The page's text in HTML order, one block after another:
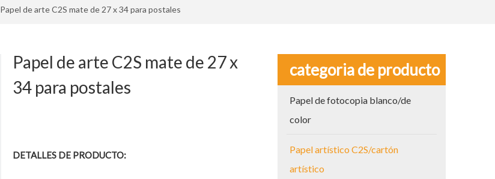
Papel de arte C2S mate de 27 x 34 para postales
Papel de arte C2S mate de 27 x
34 para postales
DETALLES DE PRODUCTO:
categoria de producto
Papel de fotocopia blanco/de
color
Papel artístico C2S/cartón
artístico